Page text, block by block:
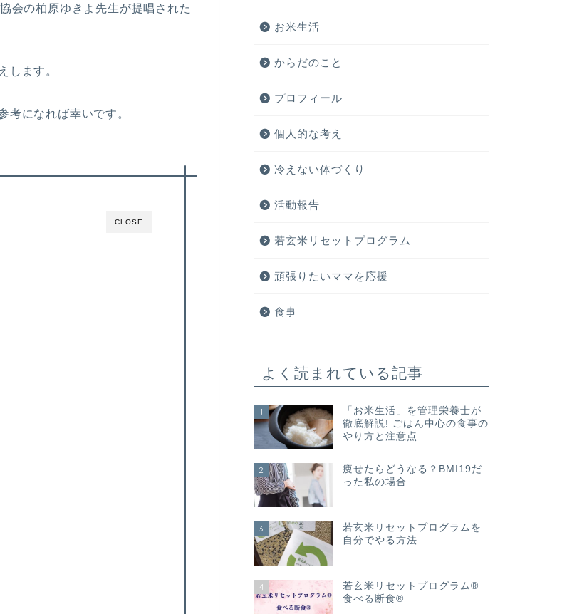
会の柏原ゆきよ先生が提唱された
します。
考になれば幸いです。
CLOSE
お米生活
からだのこと
プロフィール
個人的な考え
冷えない体づくり
活動報告
若玄米リセットプログラム
頑張りたいママを応援
食事
よく読まれている記事
1
「お米生活」を管理栄養士が
徹底解説! ごはん中心の食事の
やり方と注意点
2
痩せたらどうなる？BMI19だ
った私の場合
3
若玄米リセットプログラムを
自分でやる方法
4
若玄米リセットプログラム®
食べる断食®